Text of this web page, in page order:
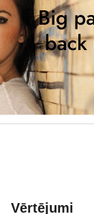
Vērtējumi